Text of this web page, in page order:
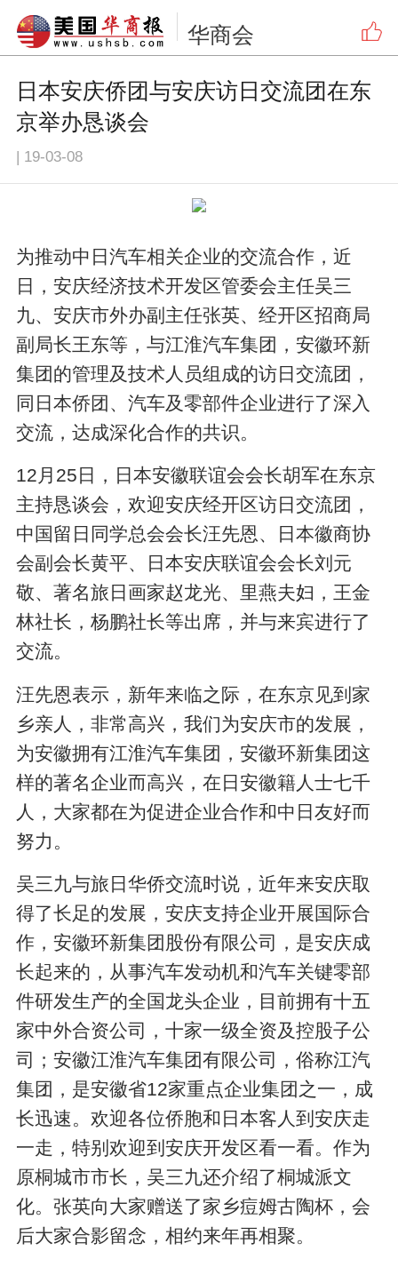
华商会
日本安庆侨团与安庆访日交流团在东
京举办恳谈会
| 19-03-08
为推动中日汽车相关企业的交流合作，近
日，安庆经济技术开发区管委会主任吴三
九、安庆市外办副主任张英、经开区招商局
副局长王东等，与江淮汽车集团，安徽环新
集团的管理及技术人员组成的访日交流团，
同日本侨团、汽车及零部件企业进行了深入
交流，达成深化合作的共识。
12月25日，日本安徽联谊会会长胡军在东京
主持恳谈会，欢迎安庆经开区访日交流团，
中国留日同学总会会长汪先恩、日本徽商协
会副会长黄平、日本安庆联谊会会长刘元
敬、著名旅日画家赵龙光、里燕夫妇，王金
林社长，杨鹏社长等出席，并与来宾进行了
交流。
汪先恩表示，新年来临之际，在东京见到家
乡亲人，非常高兴，我们为安庆市的发展，
为安徽拥有江淮汽车集团，安徽环新集团这
样的著名企业而高兴，在日安徽籍人士七千
人，大家都在为促进企业合作和中日友好而
努力。
吴三九与旅日华侨交流时说，近年来安庆取
得了长足的发展，安庆支持企业开展国际合
作，安徽环新集团股份有限公司，是安庆成
长起来的，从事汽车发动机和汽车关键零部
件研发生产的全国龙头企业，目前拥有十五
家中外合资公司，十家一级全资及控股子公
司；安徽江淮汽车集团有限公司，俗称江汽
集团，是安徽省12家重点企业集团之一，成
长迅速。欢迎各位侨胞和日本客人到安庆走
一走，特别欢迎到安庆开发区看一看。作为
原桐城市市长，吴三九还介绍了桐城派文
化。张英向大家赠送了家乡痘姆古陶杯，会
后大家合影留念，相约来年再相聚。